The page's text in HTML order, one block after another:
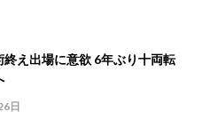
終え出場に意欲 6年ぶり十両転
日